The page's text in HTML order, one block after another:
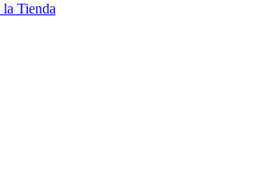
Tienda